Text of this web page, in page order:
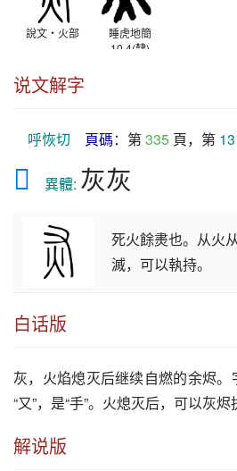
說文‧火部
睡虎地簡
10.4(隸)
说文解字
呼恢切 頁碼：第 335 頁，第 13
𤆆 異體: 灰灰
死火餘㶳也。从火
滅，可以執持。
白话版
灰，火焰熄灭后继续自燃的余烬。
“又”，是“手”。火熄灭后，可以灰烬
解说版